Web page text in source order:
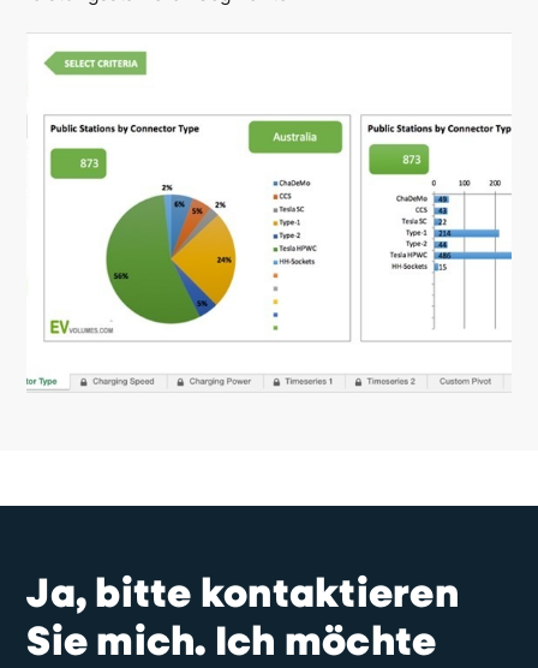
Ja, bitte kontaktieren
Sie mich. Ich möchte